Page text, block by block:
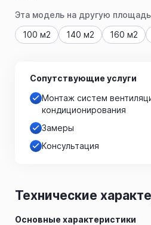
Эта модель на другую площадь
100 м2
140 м2 160 м2
Сопутствующие услуги
Монтаж систем
кондиционирования
Замеры
Консультация
Технические
Основные характеристики